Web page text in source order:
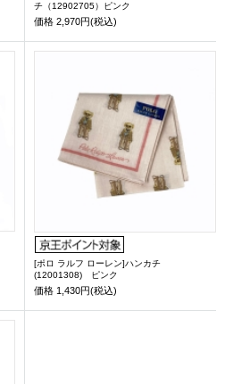
チ（12902705）ピンク
価格 2,970円(税込)
[ポロ ラルフ ローレン]ハンカチ
(12001308) ピンク
価格 1,430円(税込)